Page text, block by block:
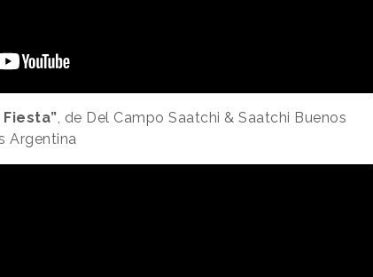
, de Del Campo Saatchi & Saatchi Buenos
Argentina